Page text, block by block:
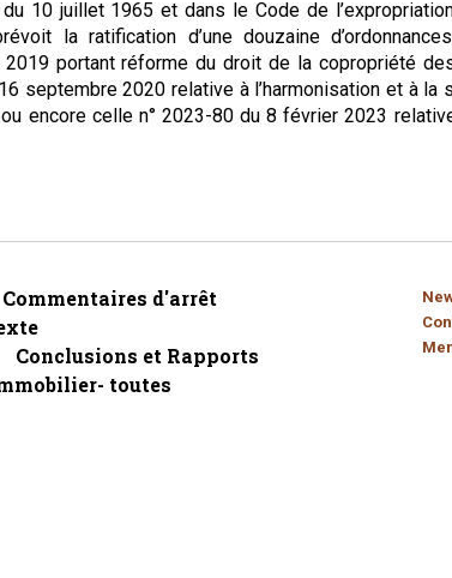
10 juillet 1965 et dans le Code de
la ratification d’une douzaine
portant réforme du droit de la copropriété
septembre 2020 relative à l’harmonisation et à la
encore celle n° 2023-80 du 8 février 2023
Commentaires d'arrêt
Conclusions et Rapports
toutes